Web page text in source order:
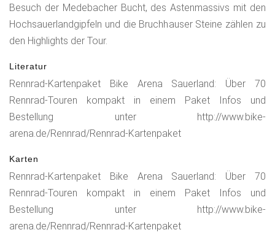
nach Züschen bietet sich ein neu angelegter Fahrradweg
neben der Bundesstraße an, wo wir dann auf einer schmalen
Waldstraße über Mollseifen ins Astenmassiv und nach
"Kahler Asten", mit grandiosem Fernblick bis ins Ruhrgebiet,
sollte man sich nehmen. Ein Kiosk lädt zu einer Rast ein und
man sollte vor der Abfahrt die Windweste zum Schutzgegen
den Fahrtwind schließen. Über Neuastenberg passieren wir
das "Land der 1000 Berge" und erreichen den
Kreuzungspunkt "Großes Bildchen", wo im September eines
jeden Jahres ein Jedermann- Bergzeitfahren endet, das in
Siedlinghausen startet. Uns erwartet eine 20 km lange
herrliche Abfahrt vorbei am gestauten Wasser der Neger,
durch Wald- und Wiesenzonen bis nach Wulmeringhausen.
Besuch der Medebacher Bucht, des Astenmassivs mit den
Hochsauerlandgipfeln und die Bruchhauser Steine zählen zu
den Highlights der Tour.
Literatur
Rennrad-Kartenpaket Bike Arena Sauerland: Über 70
Rennrad-Touren kompakt in einem Paket Infos und
Bestellung unter http://www.bike-
arena.de/Rennrad/Rennrad-Kartenpaket
Karten
Rennrad-Kartenpaket Bike Arena Sauerland: Über 70
Rennrad-Touren kompakt in einem Paket Infos und
Bestellung unter http://www.bike-
arena.de/Rennrad/Rennrad-Kartenpaket